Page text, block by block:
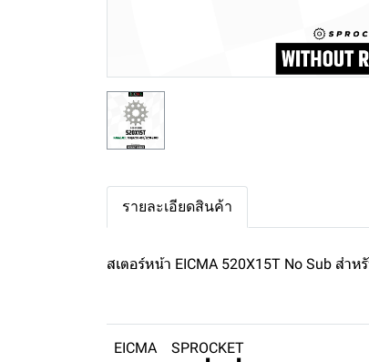
รายละเอียดสินค้า
สเตอร์หน้า EICMA 520X15T No Sub สำห
EICMA SPROCKET